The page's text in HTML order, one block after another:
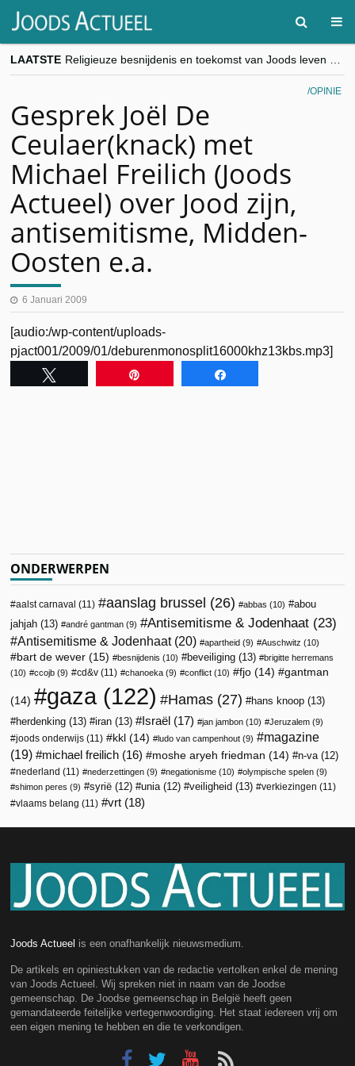
LAATSTE
“Besnijdenisdebat toont hoe moeilijk seculiere Westen minderheden begrijpt”, Jinnih Beels (Vooruit)
CITYTRIP | ROEMENIË – Boekarest: de verrassing van Oost-Europa
OPINIE
Gesprek Joël De
Ceulaer(knack) met
Michael Freilich (Joods
Actueel) over Jood zijn,
antisemitisme, Midden-
Oosten e.a.
6 Januari 2009
[audio:/wp-content/uploads-
pjact001/2009/01/deburenmonosplit16000khz13kbs.mp3]
ONDERWERPEN
aalst carnaval (11) aanslag brussel (26) abbas (10)
abou
jahjah (13) andré gantman (9) Antisemitisme & Jodenhaat (23)
Antisemitisme & Jodenhaat(20) apartheid (9) Auschwitz (10)
bart de wever (15) besnijdenis (10) beveiliging (13)
brigitte herremans
(10)
ccojb (9) cd&v (11) chanoeka (9) conflict (10) fjo (14) gantman
(14) gaza (122) Hamas (27) hans knoop (13)
herdenking (13) iran (13) Israël (17) jan jambon (10) Jeruzalem (9)
joods onderwijs (11) kkl (14) ludo van campenhout (9)
magazine
(19)
michael freilich (16) moshe aryeh friedman (14) n-va (12)
nederland (11) nederzettingen (9) negationisme (10) olympische spelen (9)
shimon peres (9) syrië (12) unia (12) veiligheid (13) verkiezingen (11)
vlaams belang (11) vrt (18)
Joods Actueel is een onafhankelijk nieuwsmedium.
De artikels en opiniestukken van de redactie vertolken enkel de mening
van Joods Actueel. Wij spreken niet in naam van de Joodse
gemeenschap. De Joodse gemeenschap in België heeft geen
gemandateerde feitelijke vertegenwoordiging. Het staat iedereen vrij om
een eigen mening te hebben en die te verkondigen.